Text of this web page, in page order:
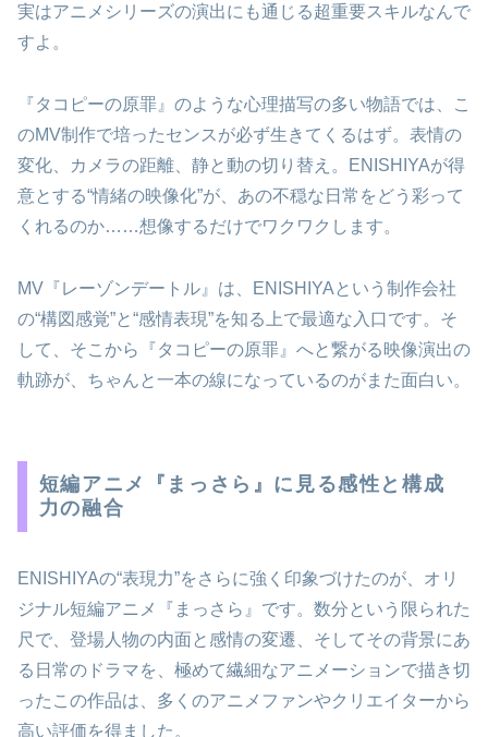
実はアニメシリーズの演出にも通じる超重要スキルなんで
すよ。
『タコピーの原罪』のような心理描写の多い物語では、こ
のMV制作で培ったセンスが必ず生きてくるはず。表情の
変化、カメラの距離、静と動の切り替え。ENISHIYAが得
意とする“情緒の映像化”が、あの不穏な日常をどう彩って
くれるのか……想像するだけでワクワクします。
MV『レーゾンデートル』は、ENISHIYAという制作会社
の“構図感覚”と“感情表現”を知る上で最適な入口です。そ
して、そこから『タコピーの原罪』へと繋がる映像演出の
軌跡が、ちゃんと一本の線になっているのがまた面白い。
短編アニメ『まっさら』に見る感性と構成
力の融合
ENISHIYAの“表現力”をさらに強く印象づけたのが、オリ
ジナル短編アニメ『まっさら』です。数分という限られた
尺で、登場人物の内面と感情の変遷、そしてその背景にあ
る日常のドラマを、極めて繊細なアニメーションで描き切
ったこの作品は、多くのアニメファンやクリエイターから
高い評価を得ました。